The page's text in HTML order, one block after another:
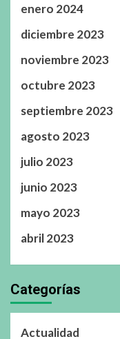
enero 2024
diciembre 2023
noviembre 2023
octubre 2023
septiembre 2023
agosto 2023
julio 2023
junio 2023
mayo 2023
abril 2023
Categorías
Actualidad